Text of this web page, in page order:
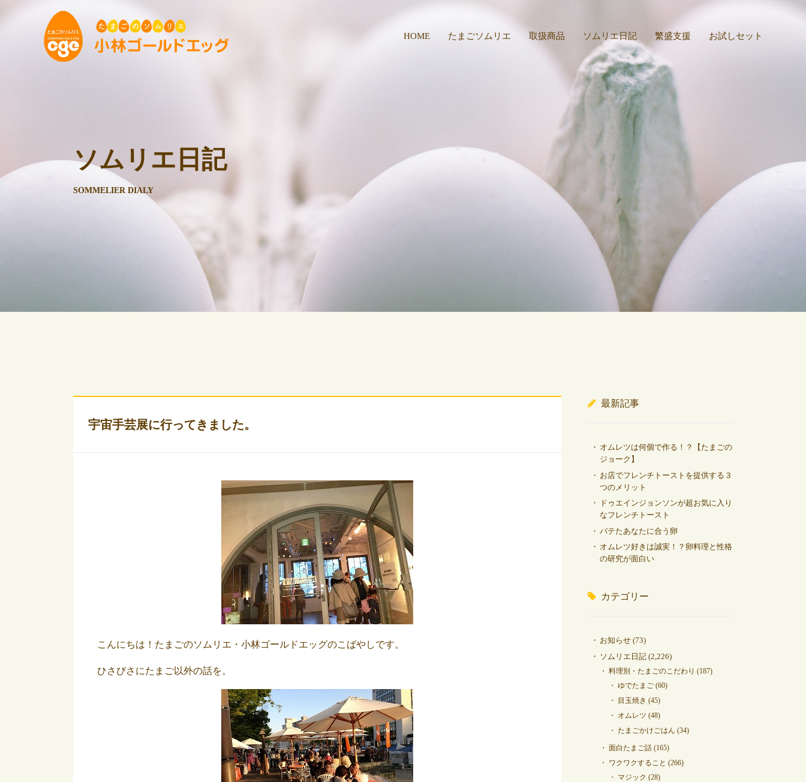
HOME たまごソムリエ 取扱商品 ソムリエ日記 繁盛支援 お試しセット
ソムリエ日記
SOMMELIER DIALY
宇宙手芸展に行ってきました。
こんにちは！たまごのソムリエ・小林ゴールドエッグのこばやしです。
ひさびさにたまご以外の話を。
最新記事
オムレツは何個で作る！？【たまごの
ジョーク】
お店でフレンチトーストを提供する３
つのメリット
ドゥエインジョンソンが超お気に入り
なフレンチトースト
バテたあなたに合う卵
オムレツ好きは誠実！？卵料理と性格
の研究が面白い
カテゴリー
お知らせ (73)
ソムリエ日記 (2,226)
料理別・たまごのこだわり (187)
ゆでたまご (60)
目玉焼き (45)
オムレツ (48)
たまごかけごはん (34)
面白たまご話 (165)
ワクワクすること (266)
マジック (28)